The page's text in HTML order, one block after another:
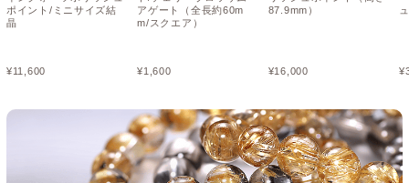
ポイント/ミニサイズ結
晶
¥11,600
アゲート（全長約60m
m/スクエア）
¥1,600
87.9mm）
¥16,000 ¥